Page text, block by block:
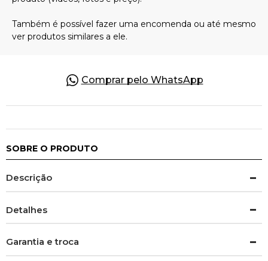
Comprar pelo WhatsApp
SOBRE O PRODUTO
Descrição
Detalhes
Garantia e troca